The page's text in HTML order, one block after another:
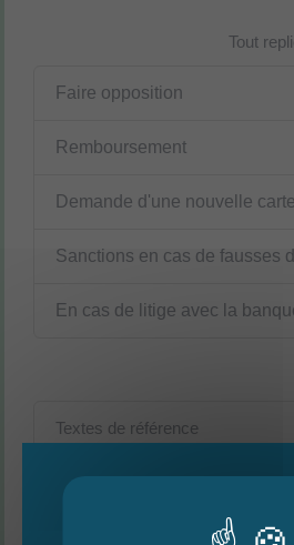
Tout
Faire opposition
Remboursement
Demande d'une nouvelle carte
Sanctions en cas de fausses
En cas de litige avec la
Textes de référence